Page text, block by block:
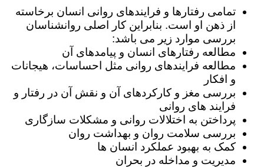
تمامی رفتارها و فرایندهای روانی انسان برخاسته
از ذهن او است. بنابراین کار اصلی روانشناسان
بررسی موارد زیر می باشد:
مطالعه رفتارهای انسان و پیامدهای آن
مطالعه فرایندهای روانی مثل احساسات، هیجانات
و افکار
بررسی مغز و کارکردهای آن و نقش آن در رفتار و
فرایند های روانی
پرداختن به اختلالات روانی و مشکلات سازگاری
بررسی سلامت روان و بهداشت روان
کمک به بهبود عملکرد انسان ها
مدیریت و مداخله در بحران